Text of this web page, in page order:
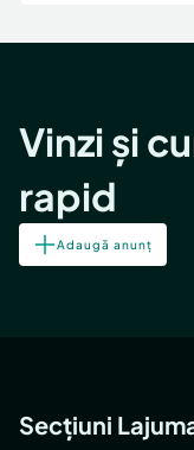
Vinzi și
rapid
Adaugă anunț
Secțiuni